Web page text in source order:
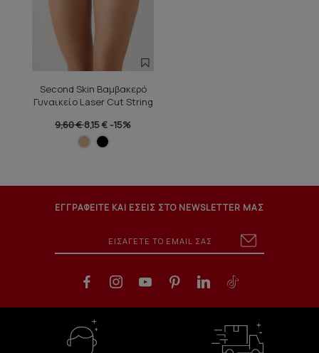
Second Skin Βαμβακερό
Γυναικείο Laser Cut String
9,60 €8,15 € -15%
ΕΓΓΡΑΦΕΙΤΕ ΚΑΙ ΕΣΕΙΣ ΣΤΟ NEWSLETTER ΜΑΣ